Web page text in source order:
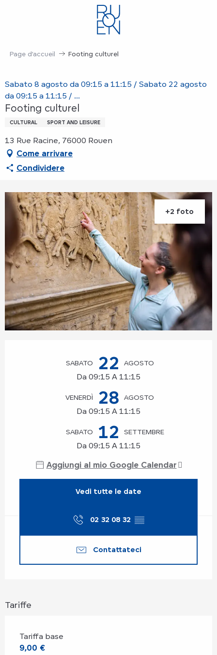
Page d’accueil Footing culturel
Sabato 8 agosto da 09:15 a 11:15 / Sabato 22 agosto
da 09:15 a 11:15 / ...
Footing culturel
CULTURAL SPORT AND LEISURE
13 Rue Racine, 76000 Rouen
Come arrivare
Condividere
+2 foto
SABATO 22 AGOSTO
Da 09:15 A 11:15
VENERDÌ 28 AGOSTO
Da 09:15 A 11:15
SABATO 12 SETTEMBRE
Da 09:15 A 11:15
Aggiungi al mio Google Calendar
Vedi tutte le date
02 32 08 32 ▒▒
Contattateci
Tariffe
Tariffa base
9,00 €